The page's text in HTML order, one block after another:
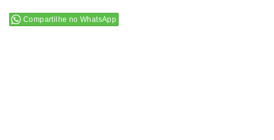
Compartilhe no WhatsApp